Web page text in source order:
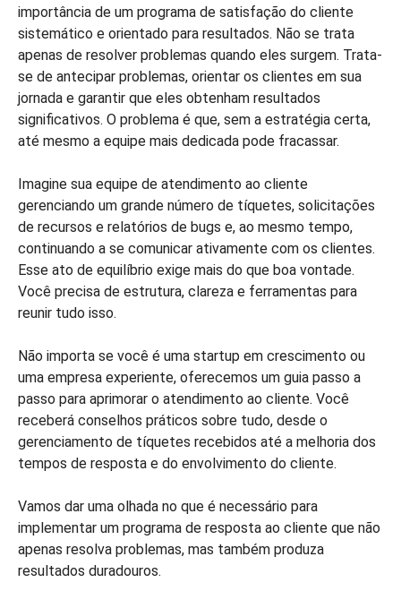
importância de um programa de satisfação do cliente
sistemático e orientado para resultados. Não se trata
apenas de resolver problemas quando eles surgem. Trata-
se de antecipar problemas, orientar os clientes em sua
jornada e garantir que eles obtenham resultados
significativos. O problema é que, sem a estratégia certa,
até mesmo a equipe mais dedicada pode fracassar.
Imagine sua equipe de atendimento ao cliente
gerenciando um grande número de tíquetes, solicitações
de recursos e relatórios de bugs e, ao mesmo tempo,
continuando a se comunicar ativamente com os clientes.
Esse ato de equilíbrio exige mais do que boa vontade.
Você precisa de estrutura, clareza e ferramentas para
reunir tudo isso.
Não importa se você é uma startup em crescimento ou
uma empresa experiente, oferecemos um guia passo a
passo para aprimorar o atendimento ao cliente. Você
receberá conselhos práticos sobre tudo, desde o
gerenciamento de tíquetes recebidos até a melhoria dos
tempos de resposta e do envolvimento do cliente.
Vamos dar uma olhada no que é necessário para
implementar um programa de resposta ao cliente que não
apenas resolva problemas, mas também produza
resultados duradouros.